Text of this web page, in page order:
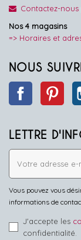
Contactez-nous
Nos 4 magasins
=> Horaires et
NOUS
Facebook
LETTRE
Vous pouvez vous
informations de
J'accepte les
confidentialité.